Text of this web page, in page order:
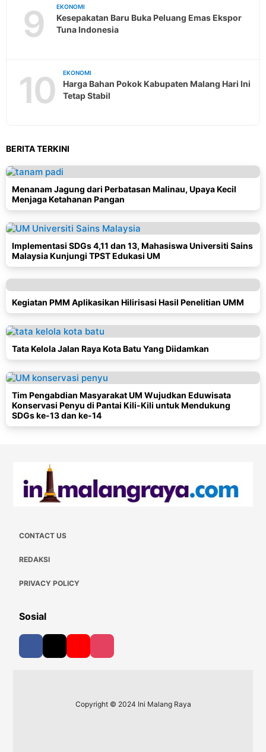
9 EKONOMI
Kesepakatan Baru Buka Peluang Emas Ekspor
Tuna Indonesia
10 EKONOMI
Harga Bahan Pokok Kabupaten Malang Hari Ini
Tetap Stabil
BERITA TERKINI
Menanam Jagung dari Perbatasan Malinau, Upaya Kecil
Menjaga Ketahanan Pangan
Implementasi SDGs 4,11 dan 13, Mahasiswa Universiti Sains
Malaysia Kunjungi TPST Edukasi UM
Kegiatan PMM Aplikasikan Hilirisasi Hasil Penelitian UMM
Tata Kelola Jalan Raya Kota Batu Yang Diidamkan
Tim Pengabdian Masyarakat UM Wujudkan Eduwisata
Konservasi Penyu di Pantai Kili-Kili untuk Mendukung
SDGs ke-13 dan ke-14
CONTACT US
REDAKSI
PRIVACY POLICY
Sosial
Copyright © 2024 Ini Malang Raya